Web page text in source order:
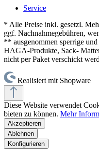
Service
* Alle Preise inkl. gesetzl.
ggf. Nachnahmegebühren,
** ausgenommen sperrige
HAGA-Produkte, Sack-
nicht per Paket verschickt
Realisiert mit Shopware
Diese Website verwendet
bieten zu können. Mehr
Akzeptieren
Ablehnen
Konfigurieren